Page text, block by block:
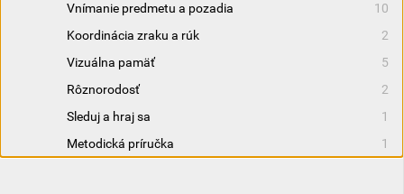
Vnímanie predmetu a pozadia
10
Koordinácia zraku a rúk
2
Vizuálna pamäť
5
Rôznorodosť
2
Sleduj a hraj sa
1
Metodická príručka
1